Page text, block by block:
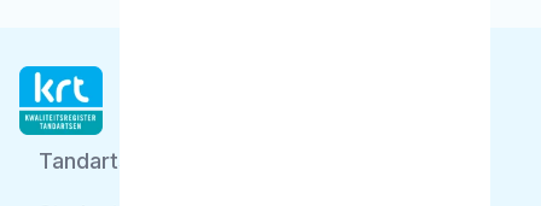
Tandarts